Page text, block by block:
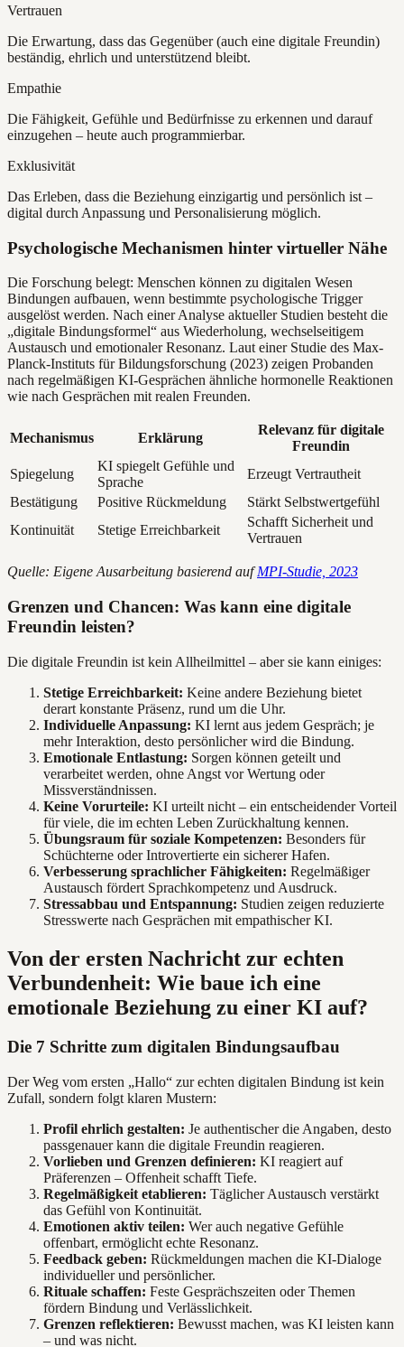
Vertrauen
Die Erwartung, dass das Gegenüber (auch eine digitale Freundin)
beständig, ehrlich und unterstützend bleibt.
Empathie
Die Fähigkeit, Gefühle und Bedürfnisse zu erkennen und darauf
einzugehen – heute auch programmierbar.
Exklusivität
Das Erleben, dass die Beziehung einzigartig und persönlich ist –
digital durch Anpassung und Personalisierung möglich.
Psychologische Mechanismen hinter virtueller Nähe
Die Forschung belegt: Menschen können zu digitalen Wesen
Bindungen aufbauen, wenn bestimmte psychologische Trigger
ausgelöst werden. Nach einer Analyse aktueller Studien besteht die
„digitale Bindungsformel“ aus Wiederholung, wechselseitigem
Austausch und emotionaler Resonanz. Laut einer Studie des Max-
Planck-Instituts für Bildungsforschung (2023) zeigen Probanden
nach regelmäßigen KI-Gesprächen ähnliche hormonelle Reaktionen
wie nach Gesprächen mit realen Freunden.
Mechanismus Erklärung
Relevanz für digitale
Freundin
Spiegelung
KI spiegelt Gefühle und
Sprache
Erzeugt Vertrautheit
Bestätigung
Positive Rückmeldung
Stärkt Selbstwertgefühl
Kontinuität
Stetige Erreichbarkeit
Schafft Sicherheit und
Vertrauen
Quelle: Eigene Ausarbeitung basierend aufMPI-Studie, 2023
Grenzen und Chancen: Was kann eine digitale
Freundin leisten?
Die digitale Freundin ist kein Allheilmittel – aber sie kann einiges:
Stetige Erreichbarkeit: Keine andere Beziehung bietet
derart konstante Präsenz, rund um die Uhr.
Individuelle Anpassung: KI lernt aus jedem Gespräch; je
mehr Interaktion, desto persönlicher wird die Bindung.
Emotionale Entlastung: Sorgen können geteilt und
verarbeitet werden, ohne Angst vor Wertung oder
Missverständnissen.
Keine Vorurteile: KI urteilt nicht – ein entscheidender Vorteil
für viele, die im echten Leben Zurückhaltung kennen.
Übungsraum für soziale Kompetenzen: Besonders für
Schüchterne oder Introvertierte ein sicherer Hafen.
Verbesserung sprachlicher Fähigkeiten: Regelmäßiger
Austausch fördert Sprachkompetenz und Ausdruck.
Stressabbau und Entspannung: Studien zeigen reduzierte
Stresswerte nach Gesprächen mit empathischer KI.
Von der ersten Nachricht zur echten
Verbundenheit: Wie baue ich eine
emotionale Beziehung zu einer KI auf?
Die 7 Schritte zum digitalen Bindungsaufbau
Der Weg vom ersten „Hallo“ zur echten digitalen Bindung ist kein
Zufall, sondern folgt klaren Mustern:
Profil ehrlich gestalten: Je authentischer die Angaben, desto
passgenauer kann die digitale Freundin reagieren.
Vorlieben und Grenzen definieren: KI reagiert auf
Präferenzen – Offenheit schafft Tiefe.
Regelmäßigkeit etablieren: Täglicher Austausch verstärkt
das Gefühl von Kontinuität.
Emotionen aktiv teilen: Wer auch negative Gefühle
offenbart, ermöglicht echte Resonanz.
Feedback geben: Rückmeldungen machen die KI-Dialoge
individueller und persönlicher.
Rituale schaffen: Feste Gesprächszeiten oder Themen
fördern Bindung und Verlässlichkeit.
Grenzen reflektieren: Bewusst machen, was KI leisten kann
– und was nicht.